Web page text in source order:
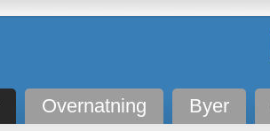
Overnatning Byer